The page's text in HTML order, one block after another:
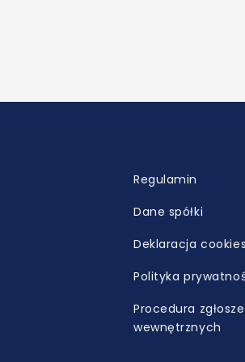
Regulamin
Dane spółki
Deklaracja cookies
Polityka
Procedura
wewnętrznych